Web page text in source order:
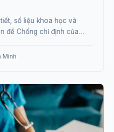
số liệu khoa học và
đề Chống chỉ định của
Minh